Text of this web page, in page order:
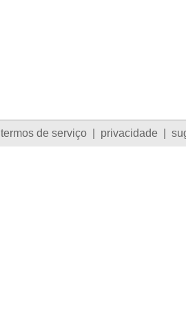
termos de serviço privacidade